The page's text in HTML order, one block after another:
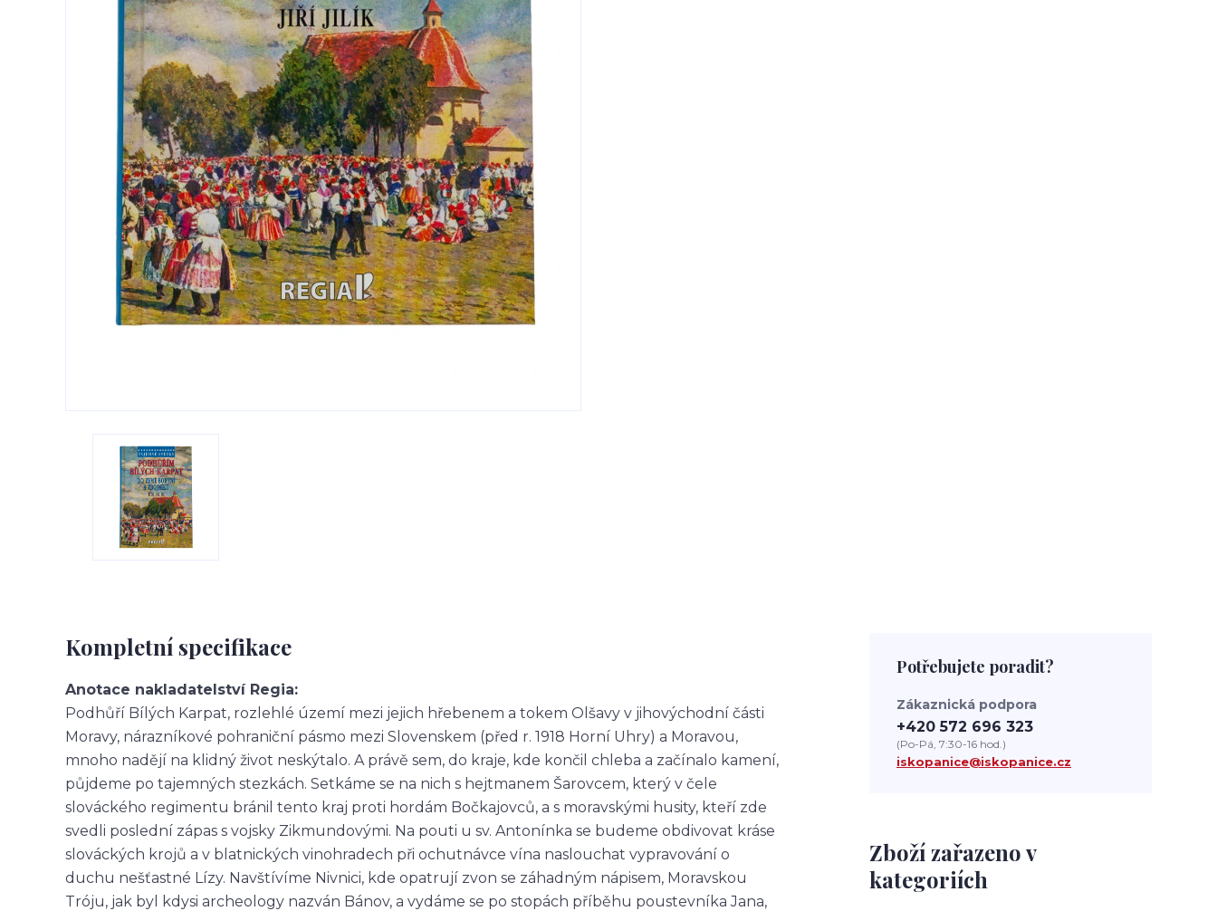
Kompletní specifikace
Anotace nakladatelství Regia:
Podhůří Bílých Karpat, rozlehlé území mezi jejich hřebenem a tokem Olšavy v jihovýchodní části
Moravy, nárazníkové pohraniční pásmo mezi Slovenskem (před r. 1918 Horní Uhry) a Moravou,
mnoho nadějí na klidný život neskýtalo. A právě sem, do kraje, kde končil chleba a začínalo kamení,
půjdeme po tajemných stezkách. Setkáme se na nich s hejtmanem Šarovcem, který v čele
slováckého regimentu bránil tento kraj proti hordám Bočkajovců, a s moravskými husity, kteří zde
svedli poslední zápas s vojsky Zikmundovými. Na pouti u sv. Antonínka se budeme obdivovat kráse
slováckých krojů a v blatnických vinohradech při ochutnávce vína naslouchat vypravování o
duchu nešťastné Lízy. Navštívíme Nivnici, kde opatrují zvon se záhadným nápisem, Moravskou
Tróju, jak byl kdysi archeology nazván Bánov, a vydáme se po stopách příběhu poustevníka Jana,
Zboží zařazeno v
kategoriích
Potřebujete poradit?
Zákaznická podpora
+420 572 696 323
(Po-Pá, 7:30-16 hod.)
iskopanice@iskopanice.cz